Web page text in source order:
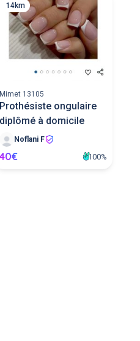
14km
Mimet 13105
Prothésiste ongulaire
diplômé à domicile
Noflani F
40€ 100%